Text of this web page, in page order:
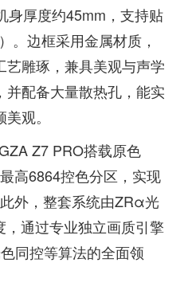
身厚度约‌45mm‌，支持贴
。边框采用金属材质，
艺雕琢，兼具美观与声学
配备大量散热孔，能实
观。
Z7 PRO搭载原色
高6864控色分区，实现
外，整套系统由ZRα光
通过专业独立画质引擎
同控等算法的全面领